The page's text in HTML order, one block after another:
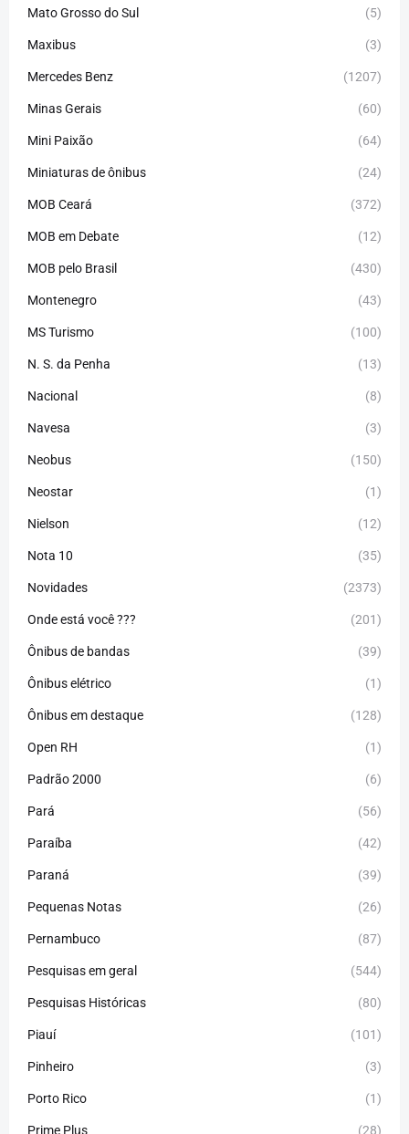
Mato Grosso do Sul (5)
Maxibus (3)
Mercedes Benz (1207)
Minas Gerais (60)
Mini Paixão (64)
Miniaturas de ônibus (24)
MOB Ceará (372)
MOB em Debate (12)
MOB pelo Brasil (430)
Montenegro (43)
MS Turismo (100)
N. S. da Penha (13)
Nacional (8)
Navesa (3)
Neobus (150)
Neostar (1)
Nielson (12)
Nota 10 (35)
Novidades (2373)
Onde está você ??? (201)
Ônibus de bandas (39)
Ônibus elétrico (1)
Ônibus em destaque (128)
Open RH (1)
Padrão 2000 (6)
Pará (56)
Paraíba (42)
Paraná (39)
Pequenas Notas (26)
Pernambuco (87)
Pesquisas em geral (544)
Pesquisas Históricas (80)
Piauí (101)
Pinheiro (3)
Porto Rico (1)
Prime Plus (28)